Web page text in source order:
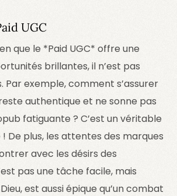
UGC
que le *Paid UGC* offre une
brillantes, il n’est pas
Par exemple, comment s’assurer
authentique et ne sonne pas
fatiguante ? C’est un véritable
! De plus, les attentes des marques
avec les désirs des
pas une tâche facile, mais
est aussi épique qu’un combat